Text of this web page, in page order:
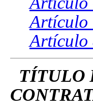
Artículo
Artículo
TÍTULO